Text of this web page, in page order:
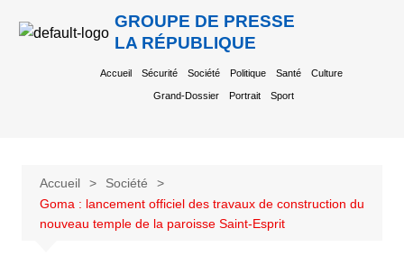
GROUPE DE PRESSE
LA RÉPUBLIQUE
Accueil Sécurité Société Politique Santé Culture
Grand-Dossier Portrait Sport
Accueil
Société
Goma : lancement officiel des travaux de construction du
nouveau temple de la paroisse Saint-Esprit